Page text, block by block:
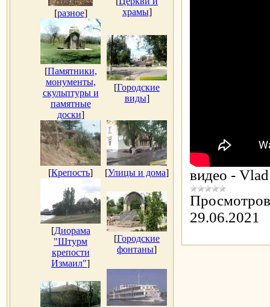
[разное]
храмы]
[Памятники,
монументы,
скульптуры и
памятные
доски]
[Городские
виды]
[Крепость] [Улицы и дома]
[Диорама
"Штурм
крепости
Измаил"]
[Городские
фонтаны]
видео -
29.06.2021